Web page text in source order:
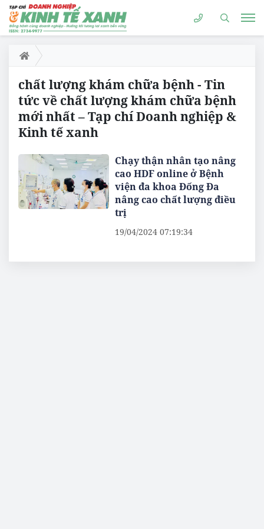
chất lượng khám chữa bệnh - Tin
tức về chất lượng khám chữa bệnh
mới nhất – Tạp chí Doanh nghiệp &
Kinh tế xanh
Chạy thận nhân tạo nâng
cao HDF online ở Bệnh
viện đa khoa Đống Đa
nâng cao chất lượng điều
trị
19/04/2024 07:19:34